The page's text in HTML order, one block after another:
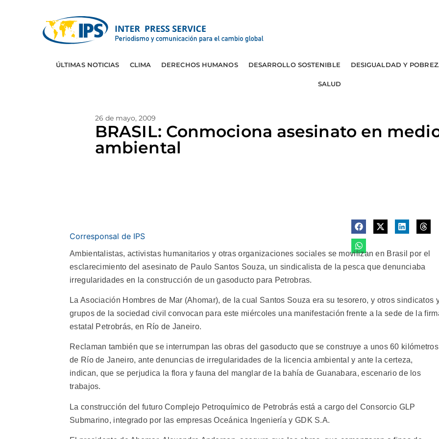
ÚLTIMAS NOTICIAS CLIMA DERECHOS HUMANOS DESARROLLO SOSTENIBLE DESIGUALDAD Y
SALUD
26 de mayo, 2009
BRASIL: Conmociona asesinato en
ambiental
Corresponsal de IPS
Ambientalistas, activistas humanitarios y otras organizaciones sociales se movilizan en Brasil por el
esclarecimiento del asesinato de Paulo Santos Souza, un sindicalista de la pesca que denunciaba
irregularidades en la construcción de un gasoducto para Petrobras.
La Asociación Hombres de Mar (Ahomar), de la cual Santos Souza era su tesorero, y otros sindicatos
grupos de la sociedad civil convocan para este miércoles una manifestación frente a la sede de la
estatal Petrobrás, en Río de Janeiro.
Reclaman también que se interrumpan las obras del gasoducto que se construye a unos 60 kilómetros
de Río de Janeiro, ante denuncias de irregularidades de la licencia ambiental y ante la certeza,
indican, que se perjudica la flora y fauna del manglar de la bahía de Guanabara, escenario de los
trabajos.
La construcción del futuro Complejo Petroquímico de Petrobrás está a cargo del Consorcio GLP
Submarino, integrado por las empresas Oceánica Ingeniería y GDK S.A.